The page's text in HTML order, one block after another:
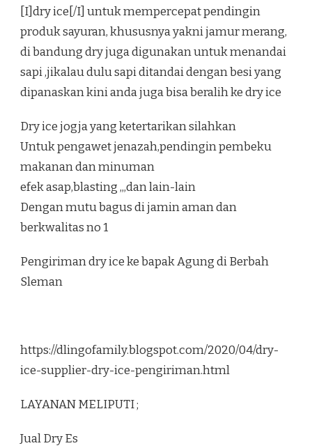
[I]dry ice[/I] untuk mempercepat pendingin
produk sayuran, khususnya yakni jamur merang,
di bandung dry juga digunakan untuk menandai
sapi ,jikalau dulu sapi ditandai dengan besi yang
dipanaskan kini anda juga bisa beralih ke dry ice
Dry ice jogja yang ketertarikan silahkan
Untuk pengawet jenazah,pendingin pembeku
makanan dan minuman
efek asap,blasting ,,,dan lain-lain
Dengan mutu bagus di jamin aman dan
berkwalitas no 1
Pengiriman dry ice ke bapak Agung di Berbah
Sleman
https://dlingofamily.blogspot.com/2020/04/dry-
ice-supplier-dry-ice-pengiriman.html
LAYANAN MELIPUTI ;
Jual Dry Es